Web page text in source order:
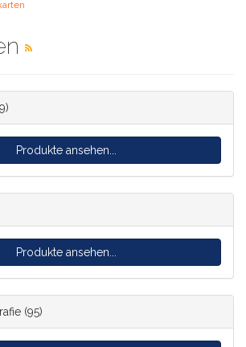
Produkte ansehen...
Produkte ansehen...
(95)